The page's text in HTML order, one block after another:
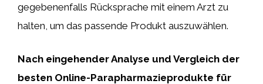
gegebenenfalls Rücksprache mit einem Arzt zu
halten, um das passende Produkt auszuwählen.
Nach eingehender Analyse und Vergleich der
besten Online-Parapharmazieprodukte für